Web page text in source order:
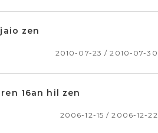
zen
2010-07-23 / 2010-07-30
16an hil zen
2006-12-15 / 2006-12-22